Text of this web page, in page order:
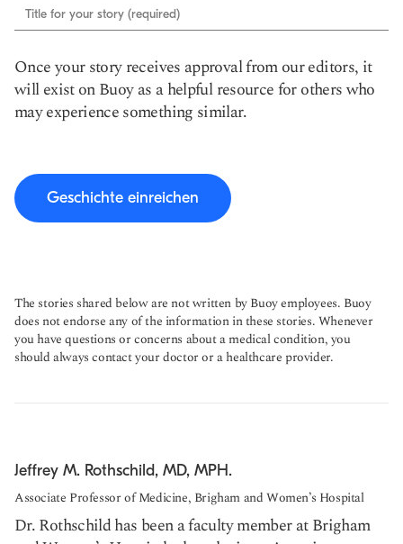
Title for your story (required)
Once your story receives approval from our editors, it
will exist on Buoy as a helpful resource for others who
may experience something similar.
Geschichte einreichen
The stories shared below are not written by Buoy employees. Buoy
does not endorse any of the information in these stories. Whenever
you have questions or concerns about a medical condition, you
should always contact your doctor or a healthcare provider.
Jeffrey M. Rothschild, MD, MPH.
Associate Professor of Medicine, Brigham and Women’s Hospital
Dr. Rothschild has been a faculty member at Brigham